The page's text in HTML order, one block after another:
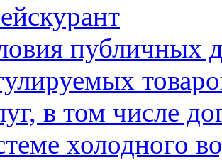
публичных
в том числе
холодного